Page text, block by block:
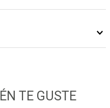
TE GUSTE